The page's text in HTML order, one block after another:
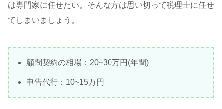
は専門家に任せたい。そんな方は思い切って税理士に任せ
てしまいましょう。
顧問契約の相場：20~30万円(年間)
申告代行：10~15万円